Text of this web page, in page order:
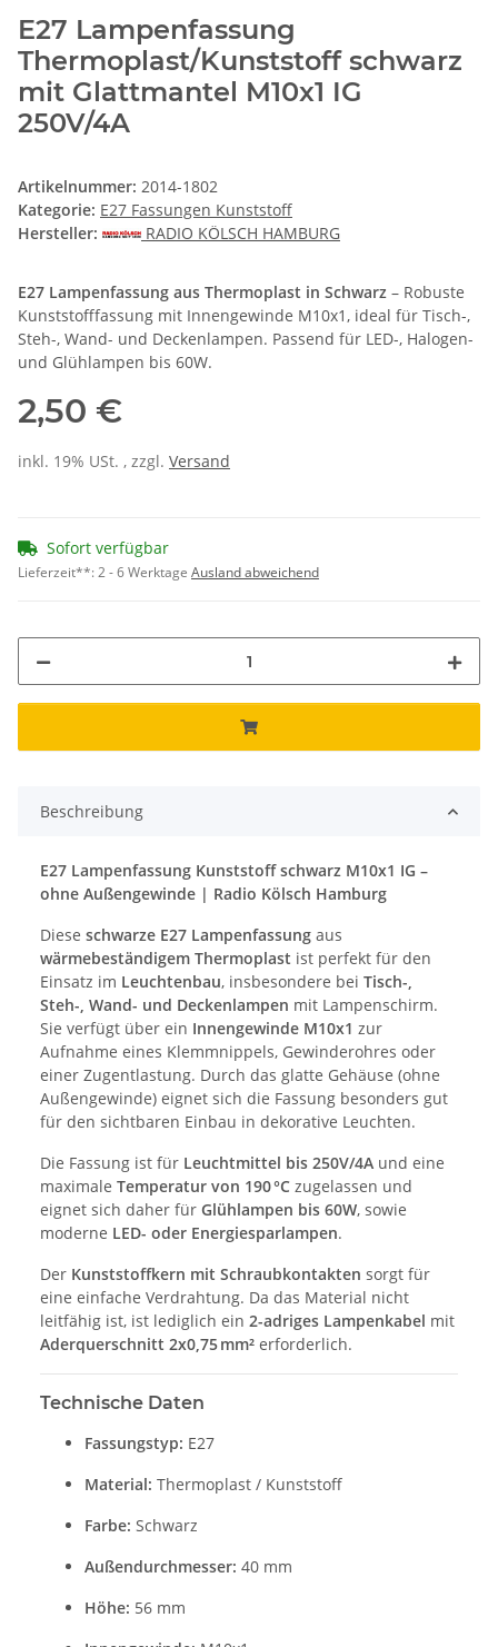
E27 Lampenfassung
Thermoplast/Kunststoff schwarz
mit Glattmantel M10x1 IG
250V/4A
Artikelnummer: 2014-1802
Kategorie: E27 Fassungen Kunststoff
Hersteller:
RADIO KÖLSCH HAMBURG
E27 Lampenfassung aus Thermoplast in Schwarz – Robuste
Kunststofffassung mit Innengewinde M10x1, ideal für Tisch-,
Steh-, Wand- und Deckenlampen. Passend für LED-, Halogen-
und Glühlampen bis 60W.
2,50 €
inkl. 19% USt. , zzgl. Versand
Sofort verfügbar
Lieferzeit**:2 - 6 Werktage Ausland abweichend
Beschreibung
E27 Lampenfassung Kunststoff schwarz M10x1 IG –
ohne Außengewinde | Radio Kölsch Hamburg
Diese schwarze E27 Lampenfassung aus
wärmebeständigem Thermoplast ist perfekt für den
Einsatz im Leuchtenbau, insbesondere bei Tisch-,
Steh-, Wand- und Deckenlampen mit Lampenschirm.
Sie verfügt über ein Innengewinde M10x1 zur
Aufnahme eines Klemmnippels, Gewinderohres oder
einer Zugentlastung. Durch das glatte Gehäuse (ohne
Außengewinde) eignet sich die Fassung besonders gut
für den sichtbaren Einbau in dekorative Leuchten.
Die Fassung ist für Leuchtmittel bis 250V/4A und eine
maximale Temperatur von 190 °C zugelassen und
eignet sich daher für Glühlampen bis 60W, sowie
moderne LED- oder Energiesparlampen.
Der Kunststoffkern mit Schraubkontakten sorgt für
eine einfache Verdrahtung. Da das Material nicht
leitfähig ist, ist lediglich ein 2-adriges Lampenkabel mit
Aderquerschnitt 2x0,75 mm² erforderlich.
Technische Daten
Fassungstyp: E27
Material: Thermoplast / Kunststoff
Farbe: Schwarz
Außendurchmesser: 40 mm
Höhe: 56 mm